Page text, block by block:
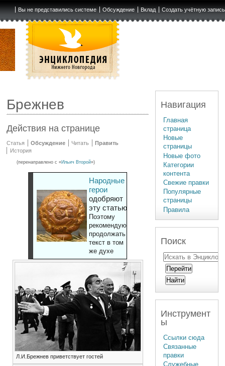
Вы не представились системе Обсуждение Вклад Создать учётную запись
Брежнев
Действия на странице
Статья Обсуждение Читать
Править
История
(перенаправлено с «Ильич Второй»)
Народные
герои
одобряют
эту статью
Поэтому
рекомендуют
продолжать
текст в том
же духе
Л.И.Брежнев приветствует гостей
Навигация
Главная
страница
Новые
страницы
Новые фото
Категории
контента
Свежие правки
Популярные
страницы
Правила
Поиск
Инструмент
ы
Ссылки сюда
Связанные
правки
Служебные